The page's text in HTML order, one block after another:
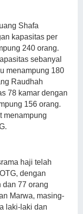
Shafa
kapasitas per
240 orang.
sebanyal
menampung 180
Raudhah
78 kamar dengan
156 orang.
menampung
haji telah
dengan
dan 77 orang
Marwa, masing-
laki-laki dan